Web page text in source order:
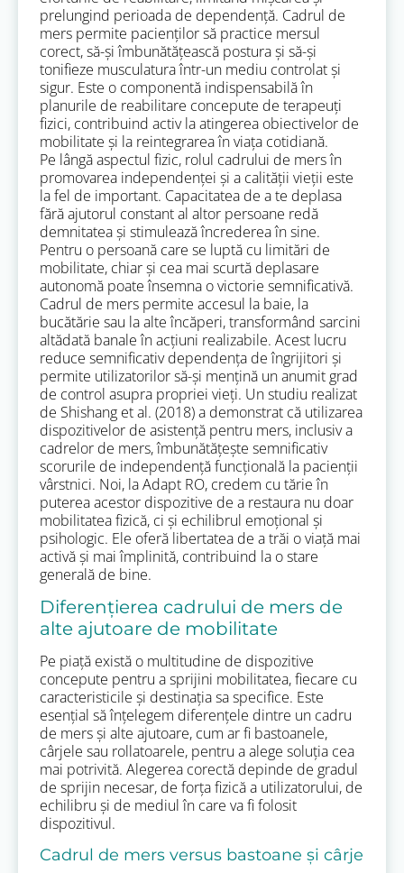
prelungind perioada de dependență. Cadrul de
mers permite pacienților să practice mersul
corect, să-și îmbunătățească postura și să-și
tonifieze musculatura într-un mediu controlat și
sigur. Este o componentă indispensabilă în
planurile de reabilitare concepute de terapeuți
fizici, contribuind activ la atingerea obiectivelor de
mobilitate și la reintegrarea în viața cotidiană.
Pe lângă aspectul fizic, rolul cadrului de mers în
promovarea independenței și a calității vieții este
la fel de important. Capacitatea de a te deplasa
fără ajutorul constant al altor persoane redă
demnitatea și stimulează încrederea în sine.
Pentru o persoană care se luptă cu limitări de
mobilitate, chiar și cea mai scurtă deplasare
autonomă poate însemna o victorie semnificativă.
Cadrul de mers permite accesul la baie, la
bucătărie sau la alte încăperi, transformând sarcini
altădată banale în acțiuni realizabile. Acest lucru
reduce semnificativ dependența de îngrijitori și
permite utilizatorilor să-și mențină un anumit grad
de control asupra propriei vieți. Un studiu realizat
de Shishang et al. (2018) a demonstrat că utilizarea
dispozitivelor de asistență pentru mers, inclusiv a
cadrelor de mers, îmbunătățește semnificativ
scorurile de independență funcțională la pacienții
vârstnici. Noi, la Adapt RO, credem cu tărie în
puterea acestor dispozitive de a restaura nu doar
mobilitatea fizică, ci și echilibrul emoțional și
psihologic. Ele oferă libertatea de a trăi o viață mai
activă și mai împlinită, contribuind la o stare
generală de bine.
Diferențierea cadrului de mers de
alte ajutoare de mobilitate
Pe piață există o multitudine de dispozitive
concepute pentru a sprijini mobilitatea, fiecare cu
caracteristicile și destinația sa specifice. Este
esențial să înțelegem diferențele dintre un cadru
de mers și alte ajutoare, cum ar fi bastoanele,
cârjele sau rollatoarele, pentru a alege soluția cea
mai potrivită. Alegerea corectă depinde de gradul
de sprijin necesar, de forța fizică a utilizatorului, de
echilibru și de mediul în care va fi folosit
dispozitivul.
Cadrul de mers versus bastoane și cârje